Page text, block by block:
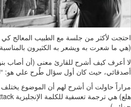
احتجت لأكثر من جلسة مع الطبيب المعالج كي
(هي ما شعرت به ويشعر به الكثيرون
لا أعرف كيف أشرح للقارئ معنى (أن أصاب
أصدقائي، حيث كان أول سؤال طُرح علي هو:
مراراً حاولت أن أشرح لهم أن الموضوع يختلف